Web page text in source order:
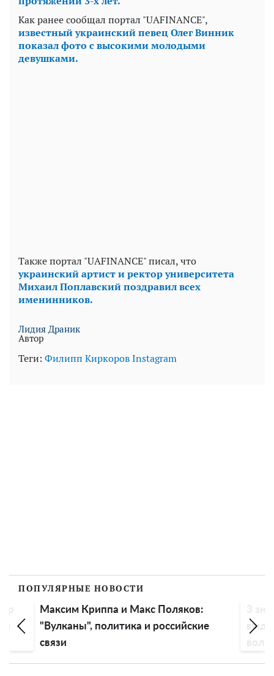
Как ранее сообщал портал "UAFINANCE",
известный украинский певец Олег Винник
показал фото с высокими молодыми
девушками.
Также портал "UAFINANCE" писал, что
украинский артист и ректор университета
Михаил Поплавский поздравил всех
именинников.
Лидия Драник
Автор
Теги: Филипп КиркоровInstagram
ПОПУЛЯРНЫЕ НОВОСТИ
Максим Криппа и Макс Поляков:
"Вулканы", политика и российские
связи